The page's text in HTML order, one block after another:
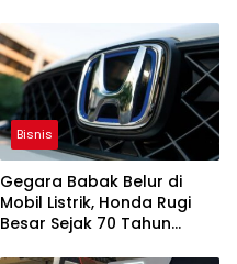
Bisnis
Gegara Babak Belur di
Mobil Listrik, Honda Rugi
Besar Sejak 70 Tahun